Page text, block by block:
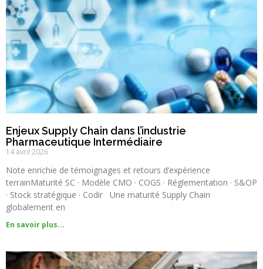
Enjeux Supply Chain dans l’industrie
Pharmaceutique Intermédiaire
14 avril 2026
Note enrichie de témoignages et retours d’expérience
terrainMaturité SC · Modèle CMO · COGS · Réglementation · S&OP
· Stock stratégique · Codir Une maturité Supply Chain
globalement en
En savoir plus...